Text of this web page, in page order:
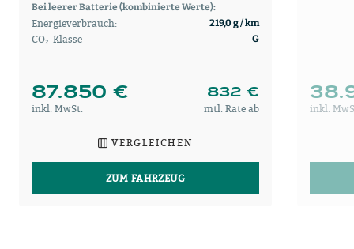
Bei leerer Batterie (kombinierte Werte):
Energieverbrauch: 219,0 g / km
CO₂-Klasse G
87.850 € 832 €
inkl. MwSt. mtl. Rate ab
VERGLEICHEN
ZUM FAHRZEUG
inkl.